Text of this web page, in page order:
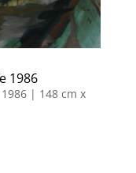
1986
| 148 cm x